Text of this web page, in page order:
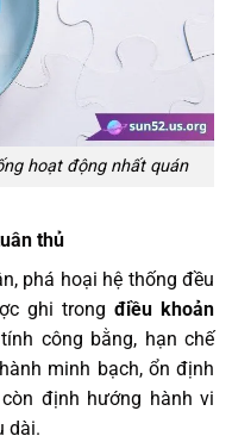
hoạt động nhất quán
thủ
phá hoại hệ thống đều
ghi trongđiều khoản
công bằng, hạn chế
minh bạch, ổn định
định hướng hành vi
dài.